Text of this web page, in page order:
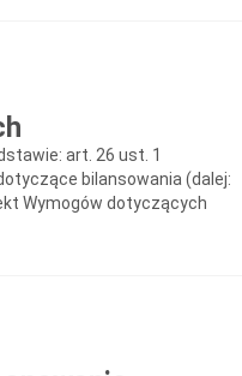
art. 26 ust. 1
bilansowania (dalej:
Wymogów dotyczących